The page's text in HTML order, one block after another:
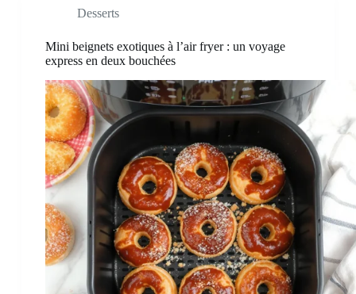
Desserts
Mini beignets exotiques à l’air fryer : un voyage
express en deux bouchées